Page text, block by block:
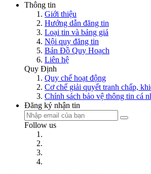
Thông tin
Giới thiệu
Hướng dẫn đăng tin
Loại tin và bảng giá
Nội quy đăng tin
Bản Đồ Quy Hoạch
Liên hệ
Quy Định
Quy chế hoạt động
Cơ chế giải quyết tranh chấp,
Chính sách bảo vệ thông tin cá
Đăng ký nhận tin
Follow us